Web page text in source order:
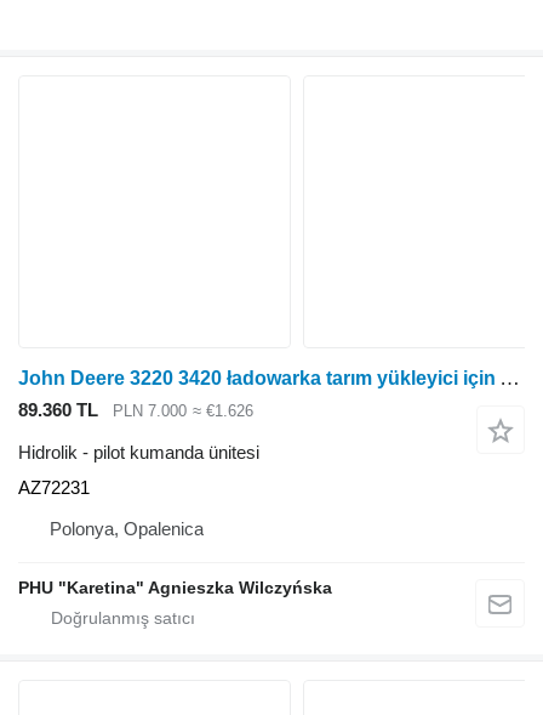
John Deere 3220 3420 ładowarka tarım yükleyici için AZ72231 pilot kumanda ünitesi
89.360 TL PLN 7.000 ≈ €1.626
Hidrolik - pilot kumanda ünitesi
AZ72231
Polonya, Opalenica
PHU "Karetina" Agnieszka Wilczyńska